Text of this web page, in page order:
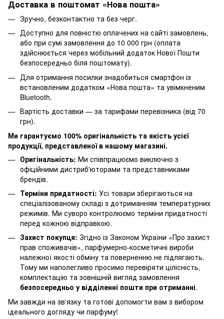
Доставка в поштомат «Нова пошта»
Зручно, безконтактно та без черг.
Доступно для повністю оплачених на сайті замовлень,
або при сумі замовлення до 10 000 грн (оплата
здійснюється через мобільний додаток Нової Пошти
безпосередньо біля поштомату).
Для отримання посилки знадобиться смартфон із
встановленим додатком «Нова пошта» та увімкненим
Bluetooth.
Вартість доставки — за тарифами перевізника (від 70
грн).
Ми гарантуємо 100% оригінальність та якість усієї
продукції, представленої в нашому магазині.
Оригінальність: Ми співпрацюємо виключно з
офіційними дистриб'юторами та представниками
брендів.
Терміни придатності: Усі товари зберігаються на
спеціалізованому складі з дотриманням температурних
режимів. Ми суворо контролюємо терміни придатності
перед кожною відправкою.
Захист покупця: Згідно із Законом України «Про захист
прав споживачів», парфумерно-косметичні вироби
належної якості обміну та поверненню не підлягають.
Тому ми наполегливо просимо перевіряти цілісність,
комплектацію та зовнішній вигляд замовлення
безпосередньо у відділенні пошти при отриманні.
Ми завжди на зв'язку та готові допомогти вам з вибором
ідеального догляду чи парфуму!